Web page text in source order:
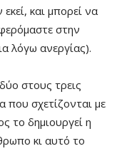
και μπορεί να
στην
λόγω ανεργίας).
στους τρεις
που σχετίζονται με
το δημιουργεί η
κι αυτό το